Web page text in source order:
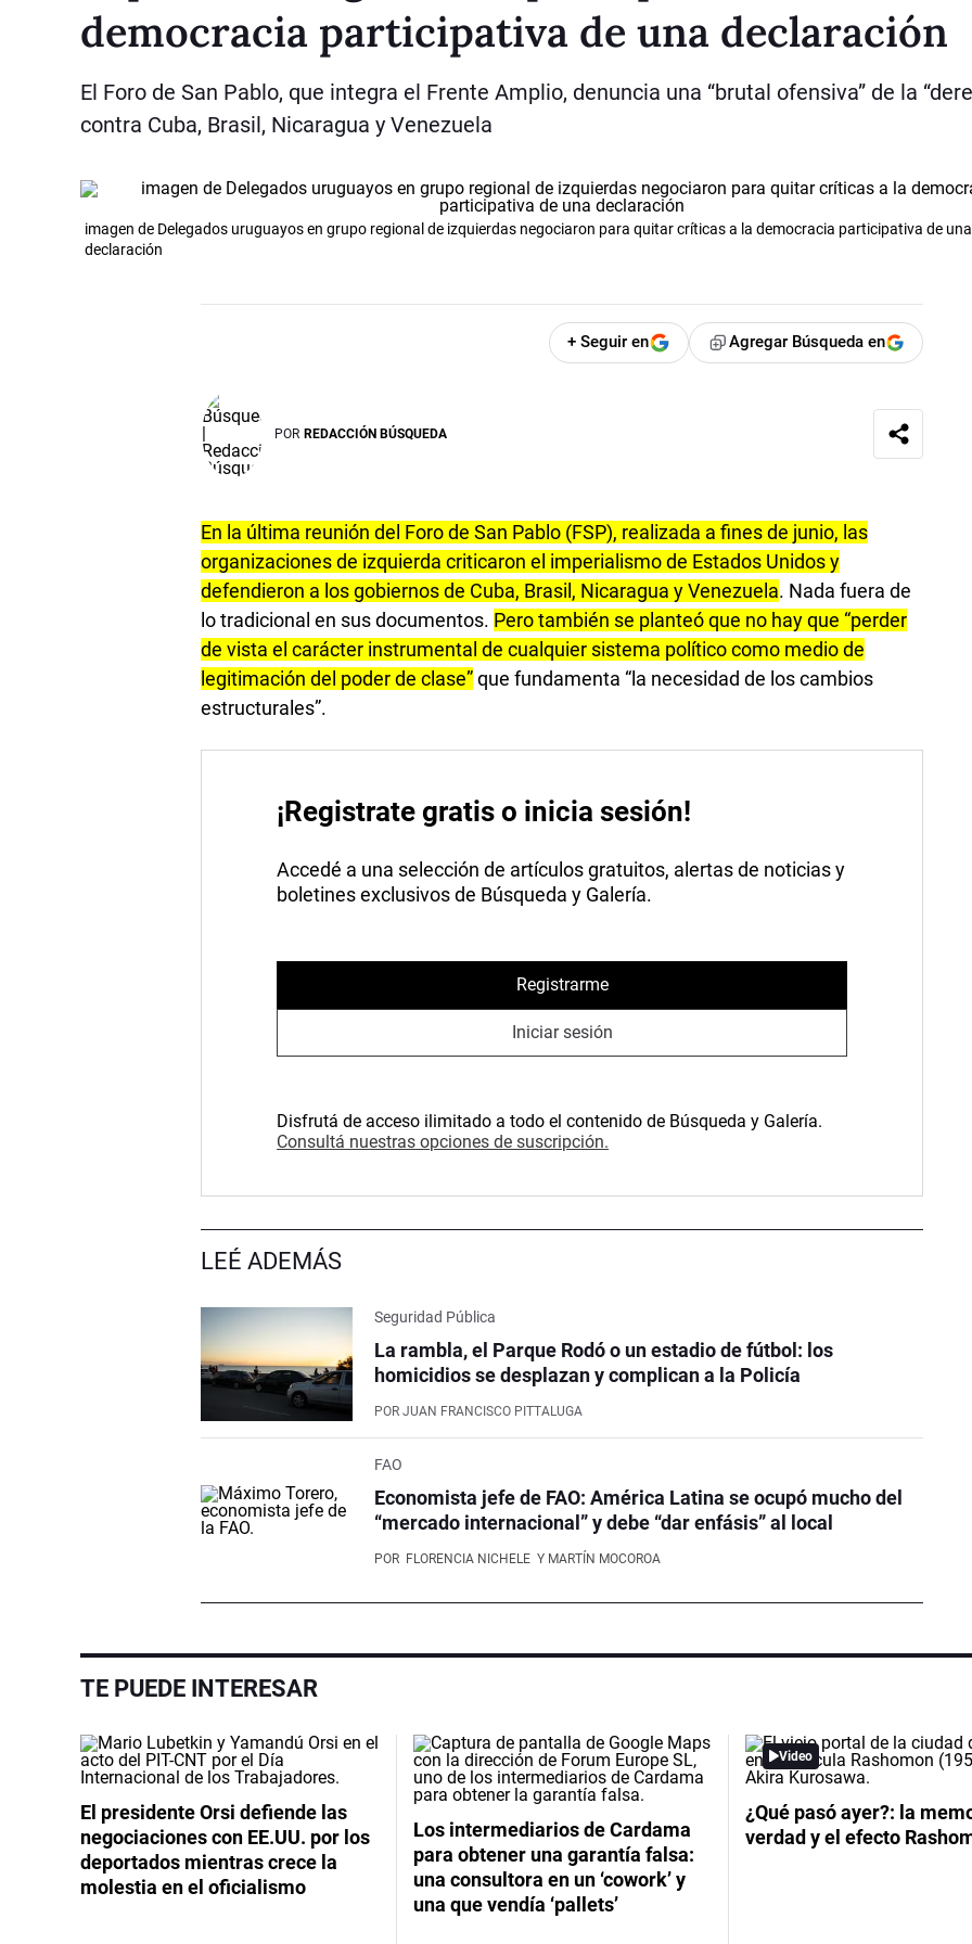
democracia participativa de una declaración
El Foro de San Pablo, que integra el Frente Amplio, denuncia una “brutal ofensiva” de la
contra Cuba, Brasil, Nicaragua y Venezuela
imagen de Delegados uruguayos en grupo regional de izquierdas negociaron para quitar críticas a la democracia participativa de una
declaración
+ Seguir en Agregar Búsqueda en
POR REDACCIÓN BÚSQUEDA
En la última reunión del Foro de San Pablo (FSP), realizada a fines de junio, las
organizaciones de izquierda criticaron el imperialismo de Estados Unidos y
defendieron a los gobiernos de Cuba, Brasil, Nicaragua y Venezuela. Nada fuera de
lo tradicional en sus documentos. Pero también se planteó que no hay que “perder
de vista el carácter instrumental de cualquier sistema político como medio de
legitimación del poder de clase”que fundamenta “la necesidad de los cambios
estructurales”.
¡Registrate gratis o inicia sesión!
Accedé a una selección de artículos gratuitos, alertas de noticias y
boletines exclusivos de Búsqueda y Galería.
Registrarme
Iniciar sesión
Disfrutá de acceso ilimitado a todo el contenido de Búsqueda y Galería.
Consultá nuestras opciones de suscripción.
LEÉ ADEMÁS
Seguridad Pública
La rambla, el Parque Rodó o un estadio de fútbol: los
homicidios se desplazan y complican a la Policía
POR JUAN FRANCISCO PITTALUGA
FAO
Economista jefe de FAO: América Latina se ocupó mucho del
“mercado internacional” y debe “dar enfásis” al local
POR FLORENCIA NICHELE Y MARTÍN MOCOROA
TE PUEDE INTERESAR
El presidente Orsi defiende las
negociaciones con EE.UU. por los
deportados mientras crece la
molestia en el oficialismo
Los intermediarios de Cardama
para obtener una garantía falsa:
una consultora en un ‘cowork’ y
una que vendía ‘pallets’
Video
¿Qué pasó ayer?: la
verdad y el efecto